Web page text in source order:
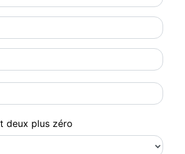
deux plus zéro